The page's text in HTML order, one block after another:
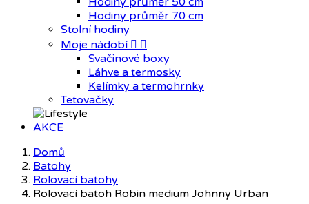
Hodiny průměr 70 cm
Stolní hodiny
Moje nádobí  
Svačinové boxy
Láhve a termosky
Kelímky a termohrnky
Tetovačky
AKCE
Domů
Batohy
Rolovací batohy
Rolovací batoh Robin medium Johnny Urban